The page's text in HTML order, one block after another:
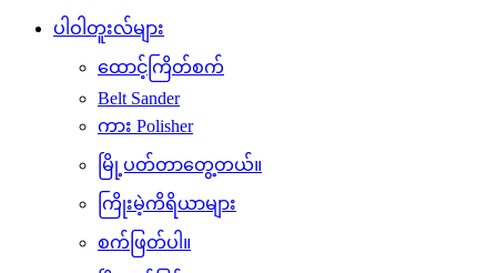
ပါဝါတူးလ်များ
ထောင့်ကြိတ်စက်
Belt Sander
ကား Polisher
မြို့ပတ်တာတွေ့တယ်။
ကြိုးမဲ့ကိရိယာများ
စက်ဖြတ်ပါ။